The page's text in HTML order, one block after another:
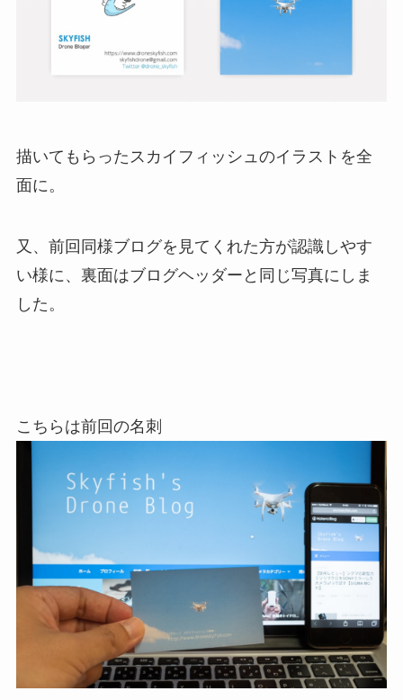
描いてもらったスカイフィッシュのイラストを全
面に。
又、前回同様ブログを見てくれた方が認識しやす
い様に、裏面はブログヘッダーと同じ写真にしま
した。
こちらは前回の名刺